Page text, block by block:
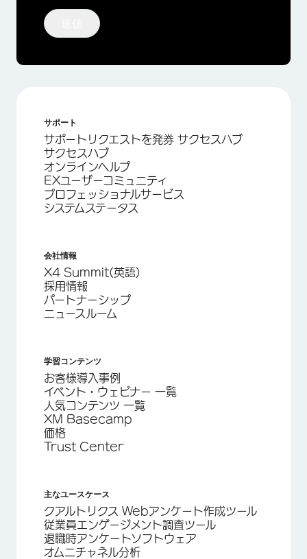
サポート
サポートリクエストを発券 サクセスハブ
サクセスハブ
オンラインヘルプ
EXユーザーコミュニティ
プロフェッショナルサービス
システムステータス
会社情報
X4 Summit(英語)
採用情報
パートナーシップ
ニュースルーム
学習コンテンツ
お客様導入事例
イベント・ウェビナー 一覧
人気コンテンツ 一覧
XM Basecamp
価格
Trust Center
主なユースケース
クアルトリクス Webアンケート作成ツール
従業員エンゲージメント調査ツール
退職時アンケートソフトウェア
オムニチャネル分析